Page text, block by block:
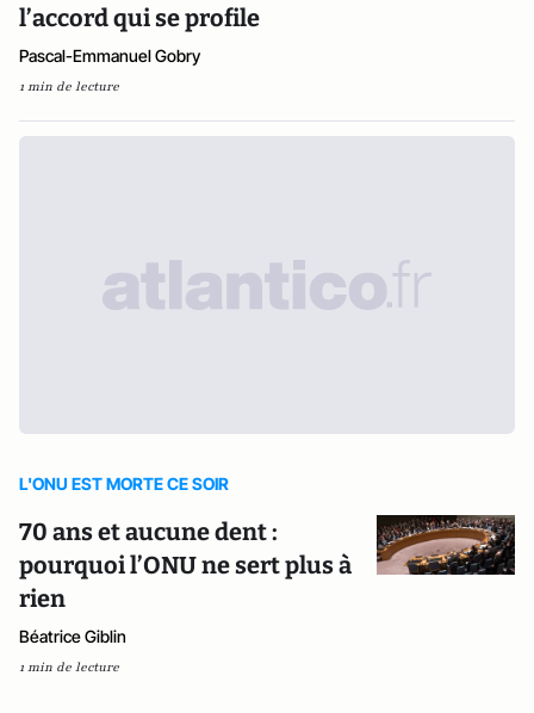
l’accord qui se profile
Pascal-Emmanuel Gobry
1 min de lecture
L'ONU EST MORTE CE SOIR
70 ans et aucune dent :
pourquoi l’ONU ne sert plus à
rien
Béatrice Giblin
1 min de lecture